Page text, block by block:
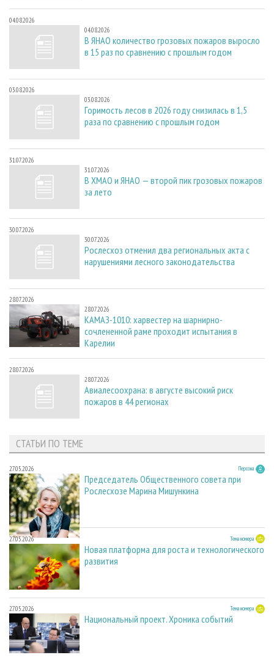
04.08.2026
04.08.2026
В ЯНАО количество грозовых пожаров выросло
в 15 раз по сравнению с прошлым годом
03.08.2026
03.08.2026
Горимость лесов в 2026 году снизилась в 1,5
раза по сравнению с прошлым годом
31.07.2026
31.07.2026
В ХМАО и ЯНАО — второй пик грозовых пожаров
за лето
30.07.2026
30.07.2026
Рослесхоз отменил два региональных акта с
нарушениями лесного законодательства
28.07.2026
28.07.2026
КАМАЗ-1010: харвестер на шарнирно-
сочлененной раме проходит испытания в
Карелии
28.07.2026
28.07.2026
Авиалесоохрана: в августе высокий риск
пожаров в 44 регионах
СТАТЬИ ПО ТЕМЕ
27.05.2026 Персона
Председатель Общественного совета при
Рослесхозе Марина Мишункина
27.05.2026 Тема номера
Новая платформа для роста и технологического
развития
27.05.2026 Тема номера
Национальный проект. Хроника событий